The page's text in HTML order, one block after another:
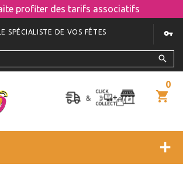
profiter des tarifs associatifs
SPÉCIALISTE DE VOS FÊTES
0